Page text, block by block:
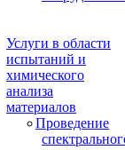
Услуги в области
испытаний и
химического
анализа
материалов
Проведение